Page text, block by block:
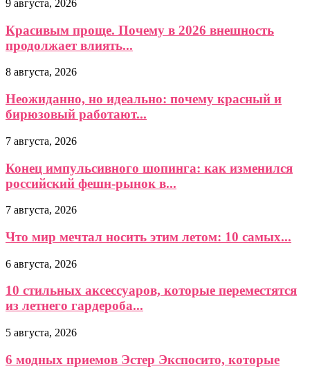
9 августа, 2026
Красивым проще. Почему в 2026 внешность
продолжает влиять...
8 августа, 2026
Неожиданно, но идеально: почему красный и
бирюзовый работают...
7 августа, 2026
Конец импульсивного шопинга: как изменился
российский фешн-рынок в...
7 августа, 2026
Что мир мечтал носить этим летом: 10 самых...
6 августа, 2026
10 стильных аксессуаров, которые переместятся
из летнего гардероба...
5 августа, 2026
6 модных приемов Эстер Экспосито, которые